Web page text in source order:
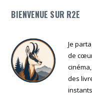
BIENVENUE SUR R2E
Je
de
des